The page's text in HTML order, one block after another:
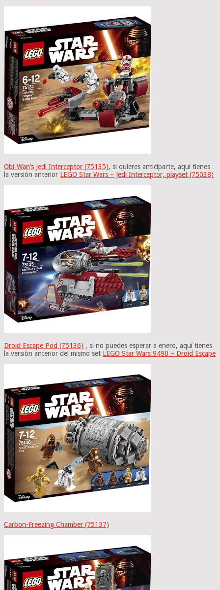
Obi-Wan’s Jedi Interceptor (75135), si quieres anticiparte, aquí tienes
la versión anterior LEGO Star Wars – Jedi Interceptor, playset (75038)
Droid Escape Pod (75136) , si no puedes esperar a enero, aquí tienes
la versión anterior del mismo set LEGO Star Wars 9490 – Droid Escape
Carbon-Freezing Chamber (75137)